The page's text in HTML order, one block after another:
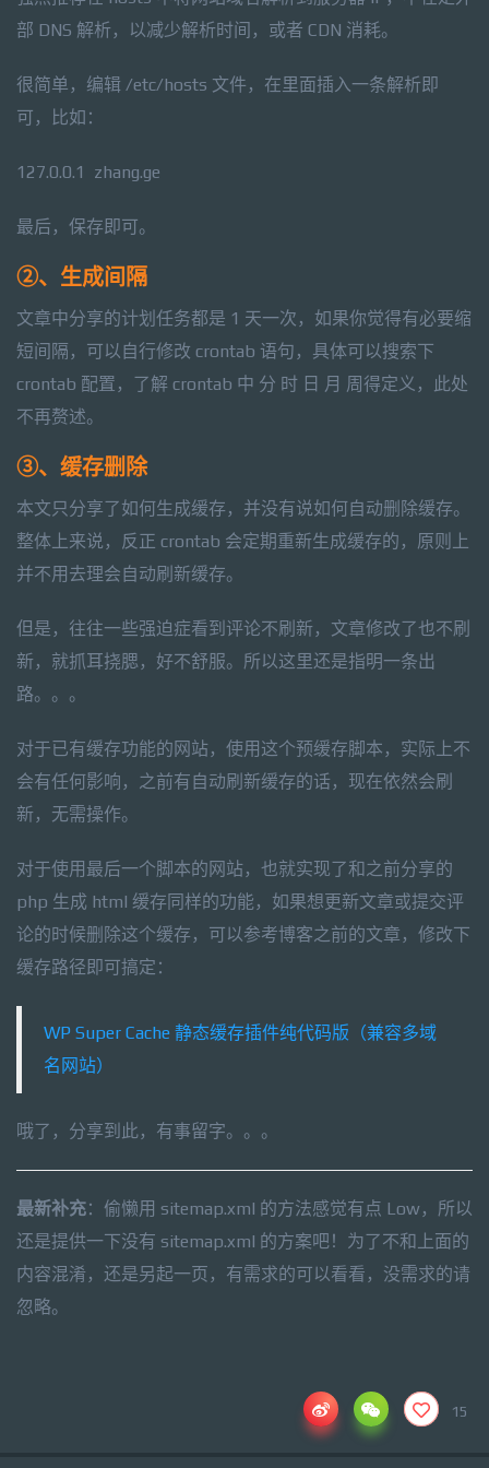
部 DNS 解析，以减少解析时间，或者 CDN 消耗。
很简单，编辑 /etc/hosts 文件，在里面插入一条解析即
可，比如：
127.0.0.1 zhang.ge
最后，保存即可。
②、生成间隔
文章中分享的计划任务都是 1 天一次，如果你觉得有必要缩
短间隔，可以自行修改 crontab 语句，具体可以搜索下
crontab 配置，了解 crontab 中 分 时 日 月 周得定义，此处
不再赘述。
③、缓存删除
本文只分享了如何生成缓存，并没有说如何自动删除缓存。
整体上来说，反正 crontab 会定期重新生成缓存的，原则上
并不用去理会自动刷新缓存。
但是，往往一些强迫症看到评论不刷新，文章修改了也不刷
新，就抓耳挠腮，好不舒服。所以这里还是指明一条出
路。。。
对于已有缓存功能的网站，使用这个预缓存脚本，实际上不
会有任何影响，之前有自动刷新缓存的话，现在依然会刷
新，无需操作。
对于使用最后一个脚本的网站，也就实现了和之前分享的
php 生成 html 缓存同样的功能，如果想更新文章或提交评
论的时候删除这个缓存，可以参考博客之前的文章，修改下
缓存路径即可搞定：
WP Super Cache 静态缓存插件纯代码版（兼容多域
名网站）
哦了，分享到此，有事留字。。。
最新补充：偷懒用 sitemap.xml 的方法感觉有点 Low，所以
还是提供一下没有 sitemap.xml 的方案吧！为了不和上面的
内容混淆，还是另起一页，有需求的可以看看，没需求的请
忽略。
15